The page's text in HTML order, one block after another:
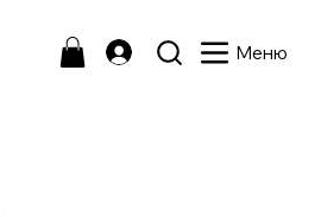
Меню